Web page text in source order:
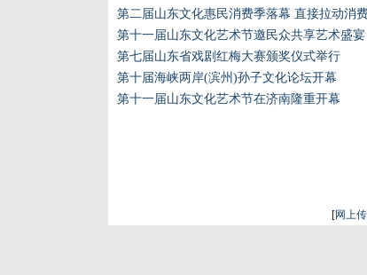
第二届山东文化惠民消费季落幕 直接拉动消
第十一届山东文化艺术节邀民众共享艺术盛宴
第七届山东省戏剧红梅大赛颁奖仪式举行
第十届海峡两岸(滨州)孙子文化论坛开幕
第十一届山东文化艺术节在济南隆重开幕
[网上